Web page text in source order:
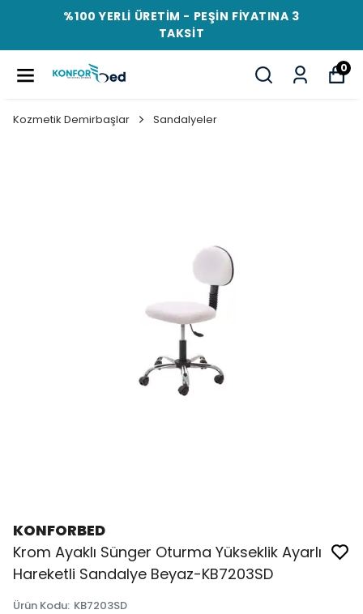
%100 YERLİ ÜRETİM - PEŞİN FİYATINA 3
TAKSİT
0
Kozmetik Demirbaşlar Sandalyeler
KONFORBED
Krom Ayaklı Sünger Oturma Yükseklik Ayarlı
Hareketli Sandalye Beyaz-KB7203SD
Ürün Kodu: KB7203SD